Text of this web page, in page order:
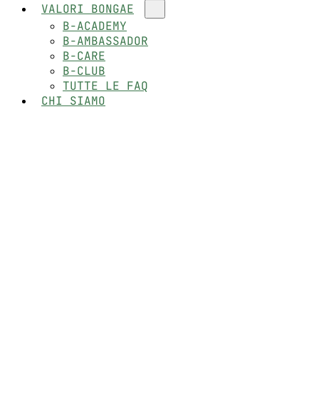
VALORI BONGAE
B-ACADEMY
B-AMBASSADOR
B-CARE
B-CLUB
TUTTE LE FAQ
CHI SIAMO